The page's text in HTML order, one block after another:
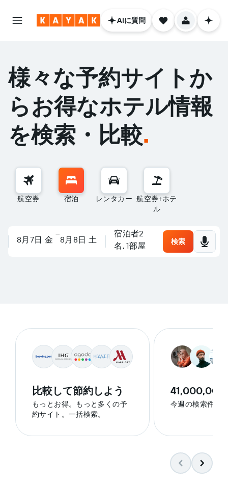
AIに質問
様々な予約サイトか
らお得なホテル情報
を検索・比較.
航空券 宿泊 レンタカー 航空券+ホテ
ル
場所、ホテルを検索、または なんでも質問してください
8月7日 金
–
8月8日 土
宿泊者2
名, 1​部屋
検索
比較して節約しよう
もっとお得。もっと多くの予
約サイト。一括検索。
今週の検索件数